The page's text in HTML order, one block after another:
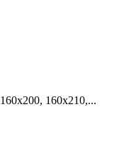
160x210,...